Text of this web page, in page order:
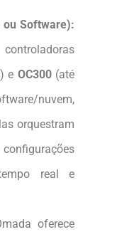
ou Software):
e OC300(até
nuvem,
orquestram
real e
oferece